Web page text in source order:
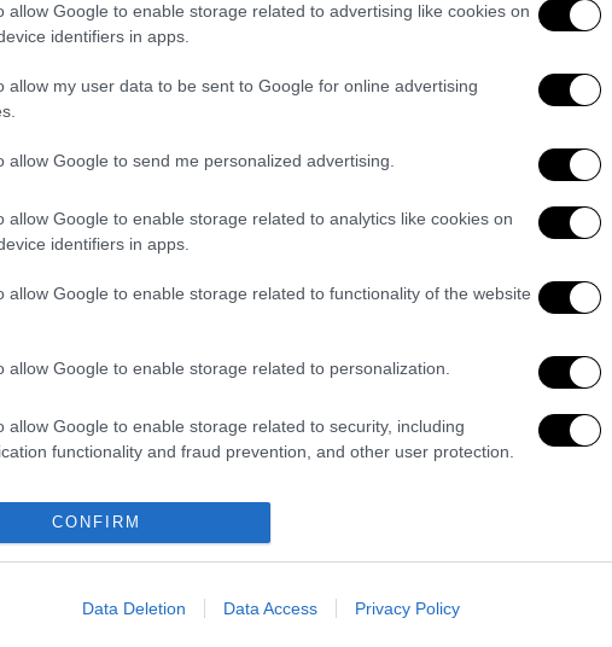
allow Google to enable storage related to advertising like cookies on
identifiers in apps.
allow my user data to be sent to Google for online advertising
allow Google to send me personalized advertising.
allow Google to enable storage related to analytics like cookies on
identifiers in apps.
allow Google to enable storage related to functionality of the website
allow Google to enable storage related to personalization.
allow Google to enable storage related to security, including
functionality and fraud prevention, and other user protection.
CONFIRM
Data Deletion Data Access Privacy Policy
γιαάμεση συνέργεια στην
Ο ίδιοςφέρεται να αρνήθηκε την
να φανταστεί ότι ο φυσικός
ανθρώπινη ζωή. Όπως είπε,
του το πιστόλι, αλλά ο δράστης
ζήτησε και πήρε νέα προθεσμία
ΕΘΝΟΣ θα παρεμβαίνει και τα προσβλητικά σχόλια θα